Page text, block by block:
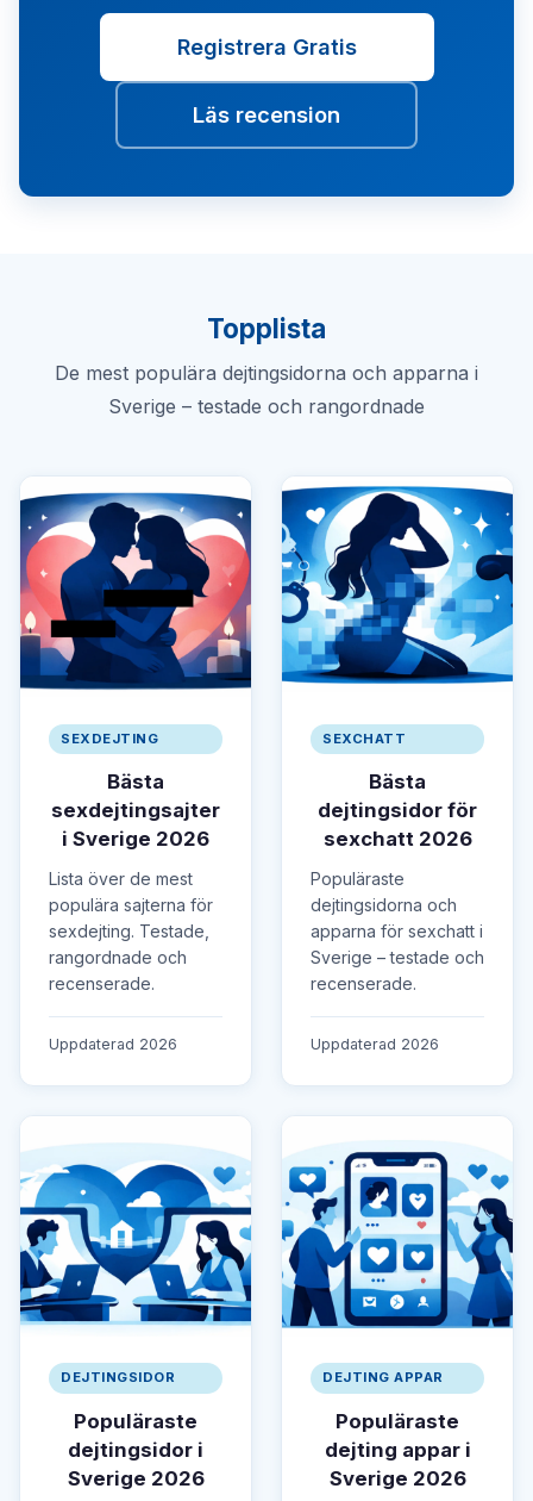
Registrera Gratis
Läs recension
Topplista
De mest populära dejtingsidorna och apparna i
Sverige – testade och rangordnade
SEXDEJTING
Bästa
sexdejtingsajter
i Sverige 2026
Lista över de mest
populära sajterna för
sexdejting. Testade,
rangordnade och
recenserade.
Uppdaterad 2026
SEXCHATT
Bästa
dejtingsidor för
sexchatt 2026
Populäraste
dejtingsidorna och
apparna för sexchatt i
Sverige – testade och
recenserade.
Uppdaterad 2026
DEJTINGSIDOR
Populäraste
dejtingsidor i
Sverige 2026
DEJTING APPAR
Populäraste
dejting appar i
Sverige 2026